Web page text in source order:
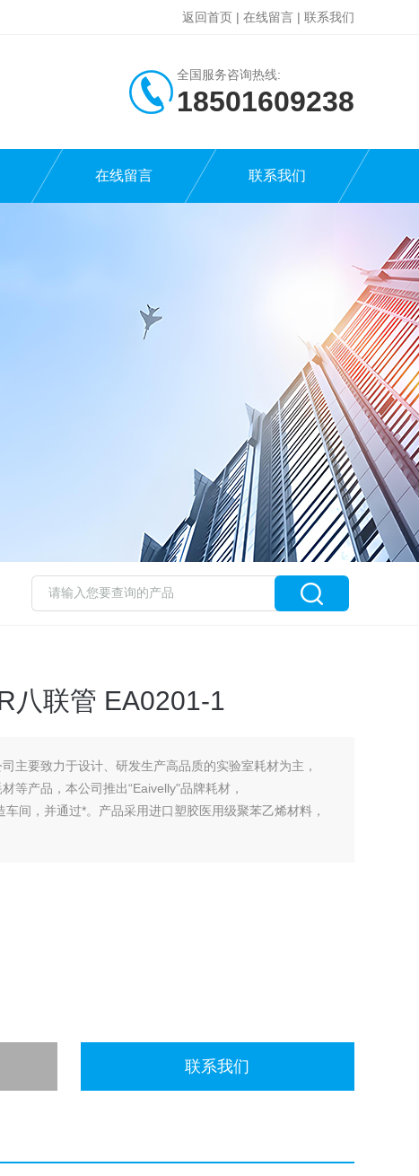
返回首页 | 在线留言 | 联系我们
全国服务咨询热线:
18501609238
在线留言 联系我们
八联管 EA0201-1
司主要致力于设计、研发生产高品质的实验室耗材为主，
等产品，本公司推出“Eaivelly"品牌耗材，
间，并通过*。产品采用进口塑胶医用级聚苯乙烯材料，
联系我们